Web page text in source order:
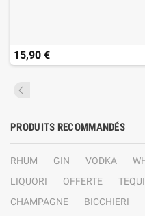
15,90 €
PRODUITS RECOMMANDÉS
RHUM GIN VODKA
LIQUORI
OFFERTE
CHAMPAGNE
BICCHIERI